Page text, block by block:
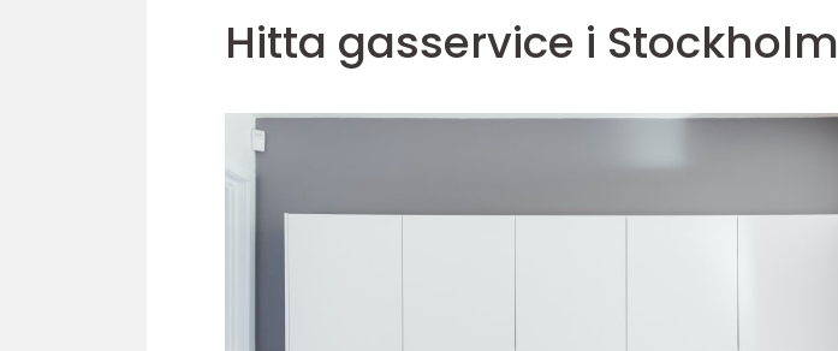
Hitta gasservice i Stockholm